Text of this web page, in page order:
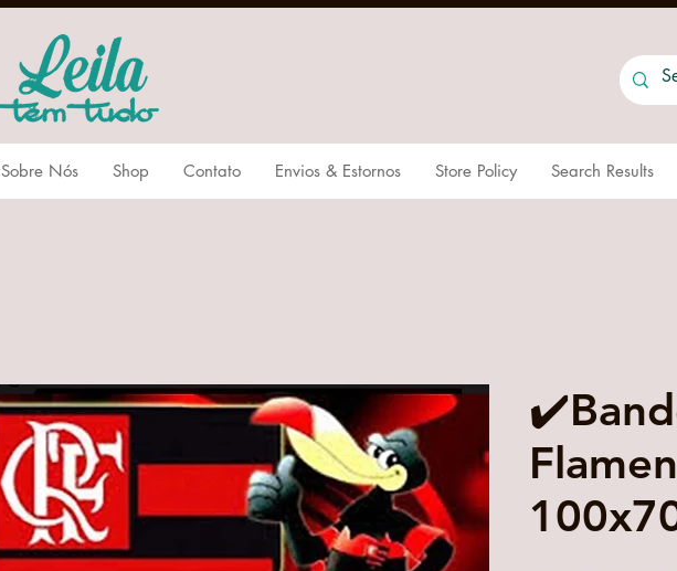
Sobre Nós Shop Contato Envios & Estornos Store Policy Search Results